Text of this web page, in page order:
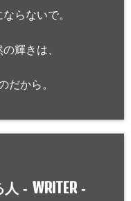
らないで。
輝きは、
だから。
人 - WRITER-